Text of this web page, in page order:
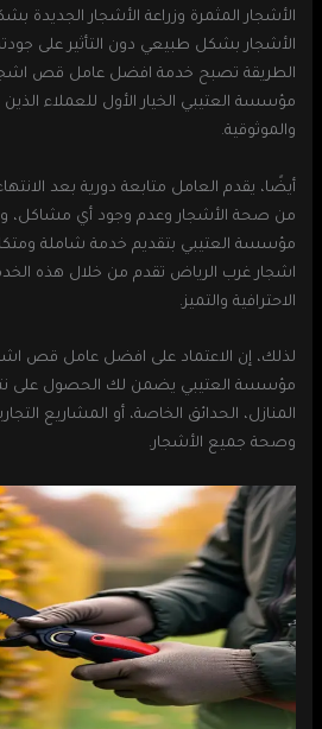
الأشجار المثمرة وزراعة الأشجار
الأشجار بشكل طبيعي دون التأثير على
الطريقة تصبح خدمة افضل عامل قص
مؤسسة العتيبي الخيار الأول للعملاء الذين
والموثوقية.
أيضًا، يقدم العامل متابعة دورية بعد
من صحة الأشجار وعدم وجود أي مشاكل،
مؤسسة العتيبي بتقديم خدمة شاملة
اشجار غرب الرياض تقدم من خلال هذه
الاحترافية والتميز.
لذلك، إن الاعتماد على افضل عامل قص
مؤسسة العتيبي يضمن لك الحصول على
المنازل، الحدائق الخاصة، أو المشاريع
وصحة جميع الأشجار.